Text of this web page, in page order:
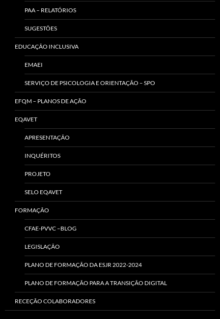
PAA – RELATÓRIOS
SUGESTÕES
EDUCAÇÃO INCLUSIVA
EMAEI
SERVIÇO DE PSICOLOGIA E ORIENTAÇÃO – SPO
EFQM – PLANOS DE AÇÃO
EQAVET
APRESENTAÇÃO
INQUÉRITOS
PROJETO
SELO EQAVET
FORMAÇÃO
CFAE-PVVC –BLOG
LEGISLAÇÃO
PLANO DE FORMAÇÃO DA ESJR 2022-2024
PLANO DE FORMAÇÃO PARA A TRANSIÇÃO DIGITAL
RECEÇÃO COLABORADORES